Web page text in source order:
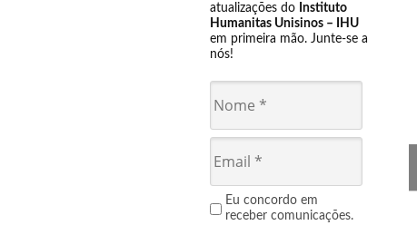
atualizações do Instituto
Humanitas Unisinos – IHU
em primeira mão. Junte-se a
nós!
Eu concordo em
receber comunicações.